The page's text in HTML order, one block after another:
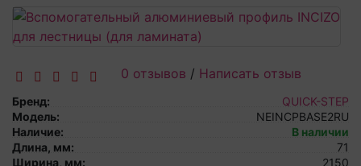
0 отзывов / Написать отзыв
Бренд:
QUICK-STEP
Модель:
NEINCPBASE2RU
Наличие:
В наличии
Длина, мм:
71
Ширина, мм:
2150